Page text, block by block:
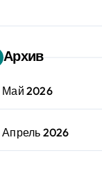
Архив
Май 2026
Апрель 2026